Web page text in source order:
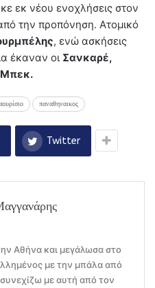
εκ νέου ενοχλήσεις στον
την προπόνηση. Ατομικό
, ενώ ασκήσεις
έκαναν οι Σανκαρέ,
Μπεκ.
παναθηναικος
Twitter
Αθήνα και μεγάλωσα στο
με την μπάλα από
συνεχίζω με αυτή από τον